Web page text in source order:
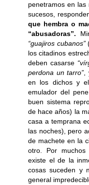
penetramos en las
sucesos,
que hembra o
“abusadoras”.
“guajiros cubanos”
los citadinos
deben casarse
perdona un tarro”
en los dichos y
emulador del
buen sistema
de hace años) la
casa a temprana
las noches), pero
de machete en la
otro. Por muchos
existe el de la
cosas suceden y
general